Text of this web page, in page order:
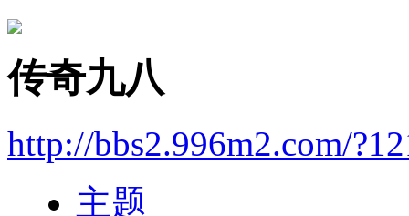
传奇九八
http://bbs2.996m2.com/
主题